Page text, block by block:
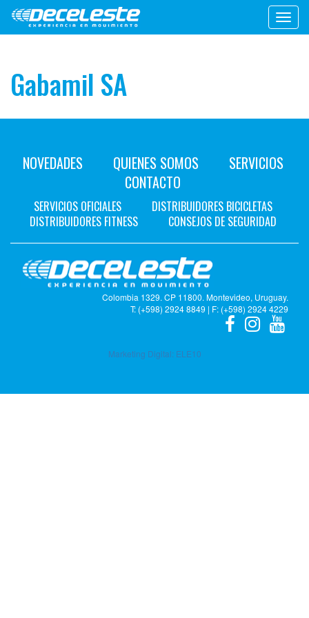
Gabamil SA
NOVEDADES QUIENES SOMOS
SERVICIOS
CONTACTO
SERVICIOS OFICIALES
DISTRIBUIDORES BICICLETAS
DISTRIBUIDORES FITNESS
CONSEJOS DE SEGURIDAD
Colombia 1329. CP 11800. Montevideo, Uruguay.
T: (+598) 2924 8849 | F: (+598) 2924 4229
Marketing Digital: ELE10